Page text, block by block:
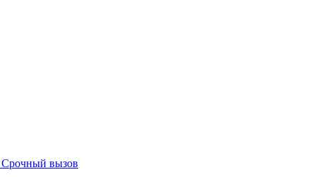
Срочный вызов